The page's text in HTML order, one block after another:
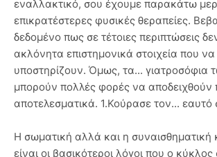
εναλλακτικό, σου έχουμε παρακάτω
επικρατέστερες φυσικές θεραπείες.
δεδομένο πως σε τέτοιες περιπτώσεις
ακλόνητα επιστημονικά στοιχεία που να
υποστηρίζουν. Όμως, τα... γιατροσόφια
μπορούν πολλές φορές να
αποτελεσματικά. 1.Κούρασε τον... εαυτό
Η σωματική αλλά και η
είναι οι βασικότεροι λόγοι που ο